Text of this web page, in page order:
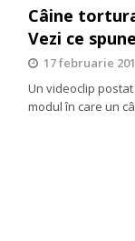
Câine
Vezi ce
17 februarie
Un videoclip
modul în care un